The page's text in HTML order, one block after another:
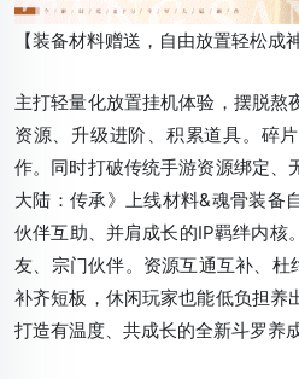
【装备材料赠送，自由放置轻松成神
主打轻量化放置挂机体验，摆脱熬
资源、升级进阶、积累道具。碎
作。同时打破传统手游资源绑定、
大陆：传承》上线材料&魂骨装备
伙伴互助、并肩成长的IP羁绊内核
友、宗门伙伴。资源互通互补、杜
补齐短板，休闲玩家也能低负担养
打造有温度、共成长的全新斗罗养成